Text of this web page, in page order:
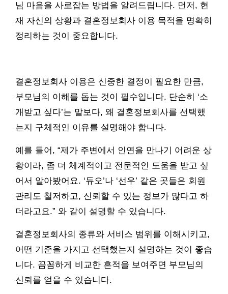
님 마음을 사로잡는 방법을 알려드립니다. 먼저, 현
재 자신의 상황과 결혼정보회사 이용 목적을 명확히
정리하는 것이 중요합니다.
결혼정보회사 이용은 신중한 결정이 필요한 만큼,
부모님의 이해를 돕는 것이 필수입니다. 단순히 ‘소
개받고 싶다’는 말보다, 왜 결혼정보회사를 선택했
는지 구체적인 이유를 설명해야 합니다.
예를 들어, “제가 주변에서 인연을 만나기 어려운 상
황이라, 좀 더 체계적이고 전문적인 도움을 받고 싶
어서 알아봤어요. ‘듀오’나 ‘선우’ 같은 곳들은 회원
관리도 철저하고, 신뢰할 수 있는 정보가 많다고 하
더라고요.” 와 같이 설명할 수 있습니다.
결혼정보회사의 종류와 서비스 범위를 이해시키고,
어떤 기준을 가지고 선택했는지 설명하는 것이 좋습
니다. 꼼꼼하게 비교한 흔적을 보여주면 부모님의
신뢰를 얻을 수 있습니다.